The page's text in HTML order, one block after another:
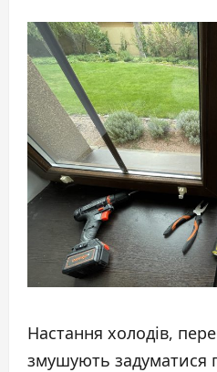
Настання холодів,
змушують задуматися